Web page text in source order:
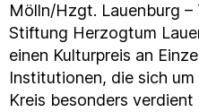
Mölln/Hzgt. Lauenburg
Stiftung Herzogtum
einen Kulturpreis an
Institutionen, die sich
Kreis besonders